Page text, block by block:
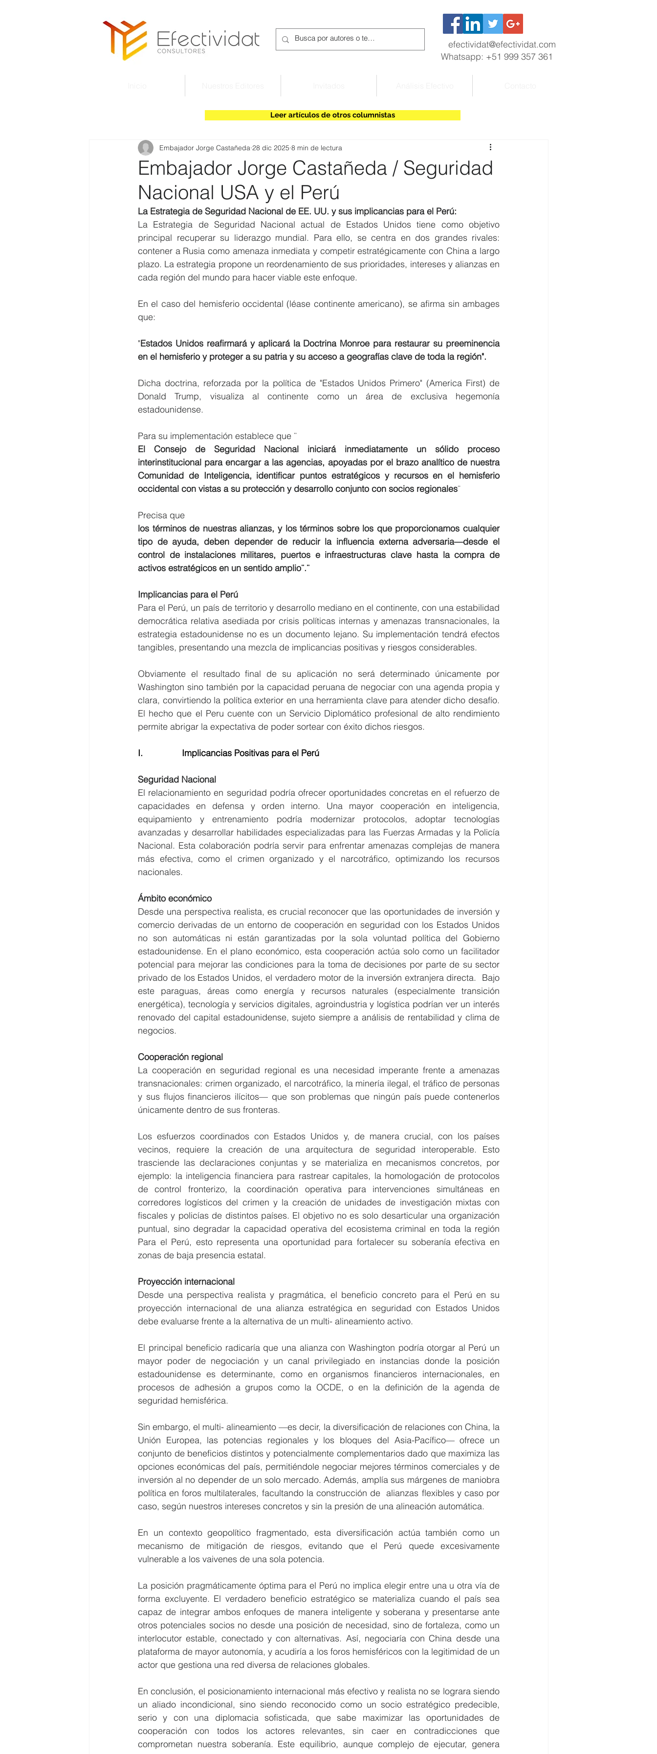
efectividat@efectividat.com
Whatsapp: +51 999 357 361
Leer artículos de otros columnistas
Embajador Jorge Castañeda / Seguridad
Nacional USA y el Perú
Embajador Jorge Castañeda 28 dic 2025 8 min de lectura
La Estrategia de Seguridad Nacional de EE. UU. y sus implicancias para el Perú:
La Estrategia de Seguridad Nacional actual de Estados Unidos tiene como objetivo
principal recuperar su liderazgo mundial. Para ello, se centra en dos grandes rivales:
contener a Rusia como amenaza inmediata y competir estratégicamente con China a largo
plazo. La estrategia propone un reordenamiento de sus prioridades, intereses y alianzas en
cada región del mundo para hacer viable este enfoque.
En el caso del hemisferio occidental (léase continente americano), se afirma sin ambages
que:
"Estados Unidos reafirmará y aplicará la Doctrina Monroe para restaurar su preeminencia
en el hemisferio y proteger a su patria y su acceso a geografías clave de toda la región".
Dicha doctrina, reforzada por la política de "Estados Unidos Primero" (America First) de
Donald Trump, visualiza al continente como un área de exclusiva hegemonía
estadounidense.
Para su implementación establece que ¨
El Consejo de Seguridad Nacional iniciará inmediatamente un sólido proceso
interinstitucional para encargar a las agencias, apoyadas por el brazo analítico de nuestra
Comunidad de Inteligencia, identificar puntos estratégicos y recursos en el hemisferio
occidental con vistas a su protección y desarrollo conjunto con socios regionales¨
Precisa que
los términos de nuestras alianzas, y los términos sobre los que proporcionamos cualquier
tipo de ayuda, deben depender de reducir la influencia externa adversaria—desde el
control de instalaciones militares, puertos e infraestructuras clave hasta la compra de
activos estratégicos en un sentido amplio¨.¨
Implicancias para el Perú
Para el Perú, un país de territorio y desarrollo mediano en el continente, con una estabilidad
democrática relativa asediada por crisis políticas internas y amenazas transnacionales, la
estrategia estadounidense no es un documento lejano. Su implementación tendrá efectos
tangibles, presentando una mezcla de implicancias positivas y riesgos considerables.
Obviamente el resultado final de su aplicación no será determinado únicamente por
Washington sino también por la capacidad peruana de negociar con una agenda propia y
clara, convirtiendo la política exterior en una herramienta clave para atender dicho desafío.
El hecho que el Peru cuente con un Servicio Diplomático profesional de alto rendimiento
permite abrigar la expectativa de poder sortear con éxito dichos riesgos.
I.                Implicancias Positivas para el Perú
Seguridad Nacional
El relacionamiento en seguridad podría ofrecer oportunidades concretas en el refuerzo de
capacidades en defensa y orden interno. Una mayor cooperación en inteligencia,
equipamiento y entrenamiento podría modernizar protocolos, adoptar tecnologías
avanzadas y desarrollar habilidades especializadas para las Fuerzas Armadas y la Policía
Nacional. Esta colaboración podría servir para enfrentar amenazas complejas de manera
más efectiva, como el crimen organizado y el narcotráfico, optimizando los recursos
nacionales.
Ámbito económico
Desde una perspectiva realista, es crucial reconocer que las oportunidades de inversión y
comercio derivadas de un entorno de cooperación en seguridad con los Estados Unidos
no son automáticas ni están garantizadas por la sola voluntad política del Gobierno
estadounidense. En el plano económico, esta cooperación actúa solo como un facilitador
potencial para mejorar las condiciones para la toma de decisiones por parte de su sector
privado de los Estados Unidos, el verdadero motor de la inversión extranjera directa.  Bajo
este paraguas, áreas como energía y recursos naturales (especialmente transición
energética), tecnología y servicios digitales, agroindustria y logística podrían ver un interés
renovado del capital estadounidense, sujeto siempre a análisis de rentabilidad y clima de
negocios.
Cooperación regional
La cooperación en seguridad regional es una necesidad imperante frente a amenazas
transnacionales: crimen organizado, el narcotráfico, la minería ilegal, el tráfico de personas
y sus flujos financieros ilícitos— que son problemas que ningún país puede contenerlos
únicamente dentro de sus fronteras.
Los esfuerzos coordinados con Estados Unidos y, de manera crucial, con los países
vecinos, requiere la creación de una arquitectura de seguridad interoperable. Esto
trasciende las declaraciones conjuntas y se materializa en mecanismos concretos, por
ejemplo: la inteligencia financiera para rastrear capitales, la homologación de protocolos
de control fronterizo, la coordinación operativa para intervenciones simultáneas en
corredores logísticos del crimen y la creación de unidades de investigación mixtas con
fiscales y policías de distintos países. El objetivo no es solo desarticular una organización
puntual, sino degradar la capacidad operativa del ecosistema criminal en toda la región
Para el Perú, esto representa una oportunidad para fortalecer su soberanía efectiva en
zonas de baja presencia estatal.
Proyección internacional
Desde una perspectiva realista y pragmática, el beneficio concreto para el Perú en su
proyección internacional de una alianza estratégica en seguridad con Estados Unidos
debe evaluarse frente a la alternativa de un multi- alineamiento activo.
El principal beneficio radicaría que una alianza con Washington podría otorgar al Perú un
mayor poder de negociación y un canal privilegiado en instancias donde la posición
estadounidense es determinante, como en organismos financieros internacionales, en
procesos de adhesión a grupos como la OCDE, o en la definición de la agenda de
seguridad hemisférica.
Sin embargo, el multi- alineamiento —es decir, la diversificación de relaciones con China, la
Unión Europea, las potencias regionales y los bloques del Asia-Pacífico— ofrece un
conjunto de beneficios distintos y potencialmente complementarios dado que maximiza las
opciones económicas del país, permitiéndole negociar mejores términos comerciales y de
inversión al no depender de un solo mercado. Además, amplía sus márgenes de maniobra
política en foros multilaterales, facultando la construcción de  alianzas flexibles y caso por
caso, según nuestros intereses concretos y sin la presión de una alineación automática.
En un contexto geopolítico fragmentado, esta diversificación actúa también como un
mecanismo de mitigación de riesgos, evitando que el Perú quede excesivamente
vulnerable a los vaivenes de una sola potencia.
La posición pragmáticamente óptima para el Perú no implica elegir entre una u otra vía de
forma excluyente. El verdadero beneficio estratégico se materializa cuando el país sea
capaz de integrar ambos enfoques de manera inteligente y soberana y presentarse ante
otros potenciales socios no desde una posición de necesidad, sino de fortaleza, como un
interlocutor estable, conectado y con alternativas. Así, negociaría con China desde una
plataforma de mayor autonomía, y acudiría a los foros hemisféricos con la legitimidad de un
actor que gestiona una red diversa de relaciones globales.
En conclusión, el posicionamiento internacional más efectivo y realista no se lograra siendo
un aliado incondicional, sino siendo reconocido como un socio estratégico predecible,
serio y con una diplomacia sofisticada, que sabe maximizar las oportunidades de
cooperación con todos los actores relevantes, sin caer en contradicciones que
comprometan nuestra soberanía. Este equilibrio, aunque complejo de ejecutar, genera